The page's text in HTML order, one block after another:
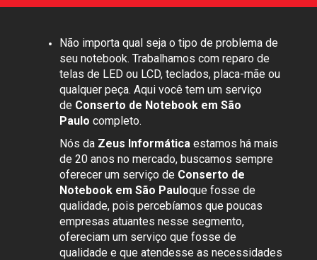
Não importa qual seja o tipo de problema de
seu notebook. Trabalhamos com reparo de
telas de LED ou LCD, teclados, placa-mãe ou
qualquer peça. Aqui você tem um serviço
de Conserto de Notebook em São
Paulo completo.
Nós da Zeus Informática estamos há mais
de 20 anos no mercado, buscamos sempre
oferecer um serviço de Conserto de
Notebook em São Pauloque fosse de
qualidade, pois percebíamos que poucas
empresas atuantes nesse segmento,
ofereciam um serviço que fosse de
qualidade e que atendesse as necessidades